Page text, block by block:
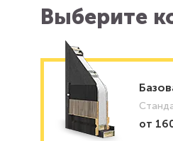
Выберите
от